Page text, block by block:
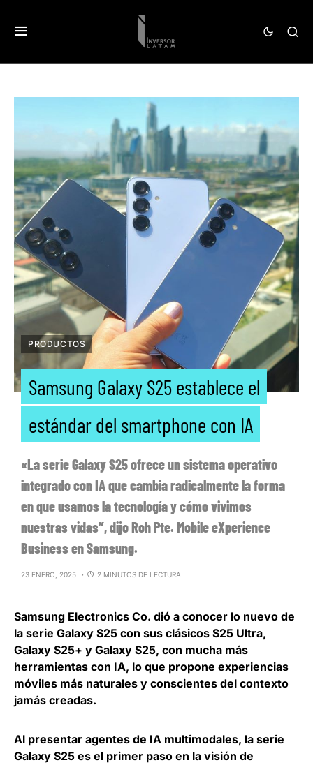
PRODUCTOS
Samsung Galaxy S25 establece el
estándar del smartphone con IA
«La serie Galaxy S25 ofrece un sistema operativo
integrado con IA que cambia radicalmente la forma
en que usamos la tecnología y cómo vivimos
nuestras vidas”, dijo Roh Pte. Mobile eXperience
Business en Samsung.
23 ENERO, 2025 2 MINUTOS DE LECTURA
Samsung Electronics Co. dió a conocer lo nuevo de
la serie Galaxy S25 con sus clásicos S25 Ultra,
Galaxy S25+ y Galaxy S25, con mucha más
herramientas con IA, lo que propone experiencias
móviles más naturales y conscientes del contexto
jamás creadas.
Al presentar agentes de IA multimodales, la serie
Galaxy S25 es el primer paso en la visión de